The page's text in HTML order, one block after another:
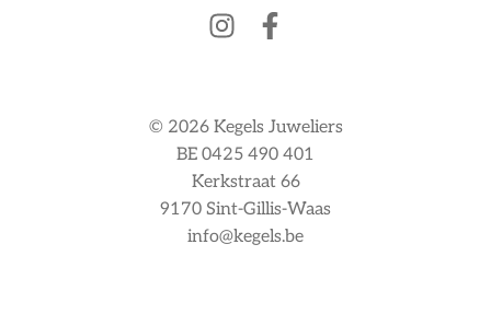
© 2026 Kegels Juweliers
BE 0425 490 401
Kerkstraat 66
9170 Sint-Gillis-Waas
info@kegels.be